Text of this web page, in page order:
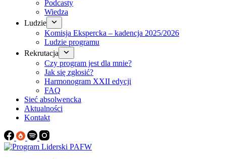
Podcasty
Wiedza
Ludzie
Komisja Ekspercka – kadencja 2025/2026
Ludzie programu
Rekrutacja
Czy program jest dla mnie?
Jak się zgłosić?
Harmonogram XXII edycji
FAQ
Sieć absolwencka
Aktualności
Kontakt